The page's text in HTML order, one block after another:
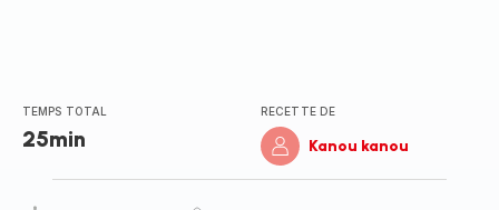
TEMPS TOTAL
25min
RECETTE DE
Kanou kanou